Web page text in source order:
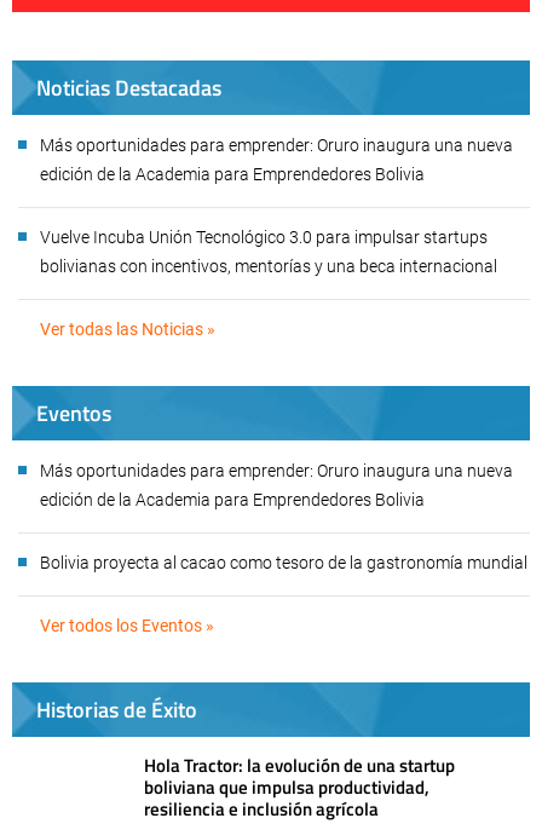
Noticias Destacadas
Más oportunidades para emprender: Oruro inaugura una nueva
edición de la Academia para Emprendedores Bolivia
Vuelve Incuba Unión Tecnológico 3.0 para impulsar startups
bolivianas con incentivos, mentorías y una beca internacional
Ver todas las Noticias »
Eventos
Más oportunidades para emprender: Oruro inaugura una nueva
edición de la Academia para Emprendedores Bolivia
Bolivia proyecta al cacao como tesoro de la gastronomía mundial
Ver todos los Eventos »
Historias de Éxito
Hola Tractor: la evolución de una startup
boliviana que impulsa productividad,
resiliencia e inclusión agrícola